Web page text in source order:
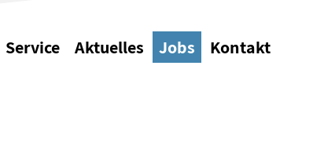
Service Aktuelles Jobs Kontakt